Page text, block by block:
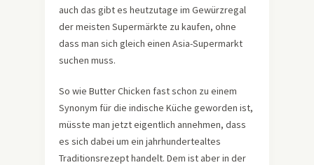
auch das gibt es heutzutage im Gewürzregal
der meisten Supermärkte zu kaufen, ohne
dass man sich gleich einen Asia-Supermarkt
suchen muss.
So wie Butter Chicken fast schon zu einem
Synonym für die indische Küche geworden ist,
müsste man jetzt eigentlich annehmen, dass
es sich dabei um ein jahrhundertealtes
Traditionsrezept handelt. Dem ist aber in der